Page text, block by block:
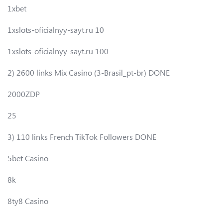
1xbet
1xslots-oficialnyy-sayt.ru 10
1xslots-oficialnyy-sayt.ru 100
2) 2600 links Mix Casino (3-Brasil_pt-br) DONE
2000ZDP
25
3) 110 links French TikTok Followers DONE
5bet Casino
8k
8ty8 Casino